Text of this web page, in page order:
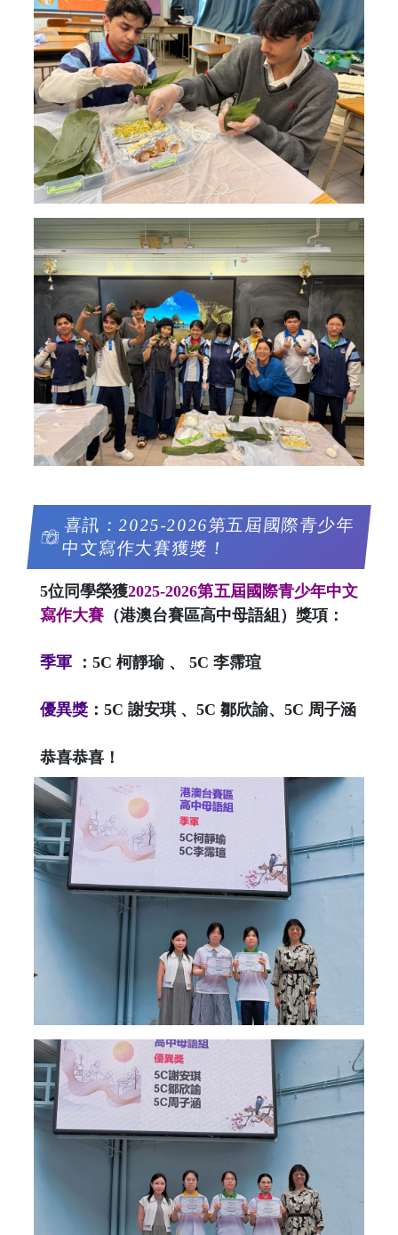
喜訊：2025-2026第五屆國際青少年
中文寫作大賽獲獎！
5位同學榮獲2025-2026第五屆國際青少年中文
寫作大賽 （港澳台賽區高中母語組）獎項：
季軍 ：5C 柯靜瑜 、 5C 李霈瑄
優異獎 ：5C 謝安琪 、5C 鄒欣諭、5C 周子涵
恭喜恭喜！